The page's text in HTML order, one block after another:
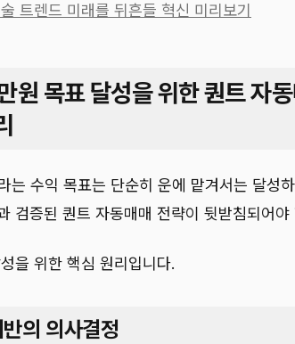
트렌드 미래를 뒤흔들 혁신 미리보기
원 목표 달성을 위한 퀀트 자
는 수익 목표는 단순히 운에 맡겨서는 달성
검증된 퀀트 자동매매 전략이 뒷받침되어야
을 위한 핵심 원리입니다.
의 의사결정